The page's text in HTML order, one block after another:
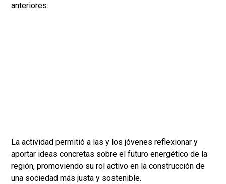
anteriores.
La actividad permitió a las y los jóvenes reflexionar y
aportar ideas concretas sobre el futuro energético de la
región, promoviendo su rol activo en la construcción de
una sociedad más justa y sostenible.